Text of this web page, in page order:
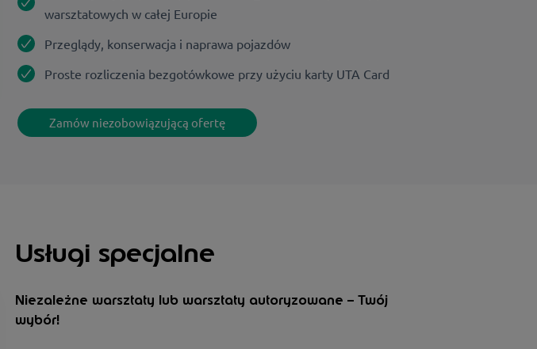
warsztatowych w całej Europie
Przeglądy, konserwacja i naprawa pojazdów
Proste rozliczenia bezgotówkowe przy użyciu karty UTA Card
Zamów niezobowiązującą ofertę
Usługi specjalne
Niezależne warsztaty lub warsztaty autoryzowane – Twój
wybór!